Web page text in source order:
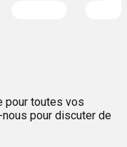
pour toutes vos
pour discuter de